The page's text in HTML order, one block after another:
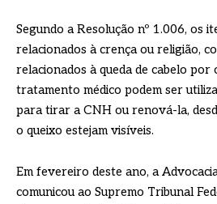
Segundo a Resolução nº 1.006, os
relacionados à crença ou religião,
relacionados à queda de cabelo por
tratamento médico podem ser
para tirar a CNH ou renová-la,
o queixo estejam visíveis.
Em fevereiro deste ano, a
comunicou ao Supremo Tribunal